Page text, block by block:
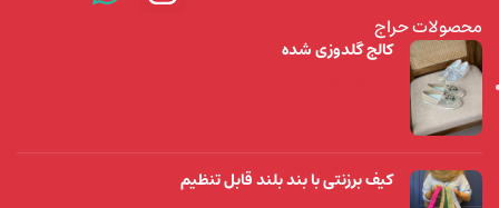
محصولات حراج
کالج گلدوزی شده
کیف برزنتی با بند بلند قابل تنظیم